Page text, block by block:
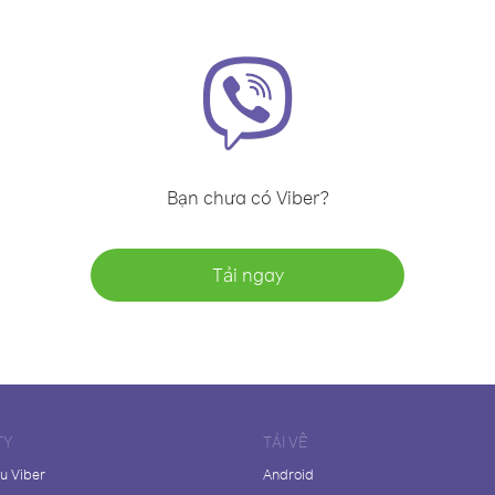
Bạn chưa có Viber?
Tải ngay
Viber
TẢI VỀ
Android